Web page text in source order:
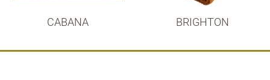
CABANA BRIGHTON